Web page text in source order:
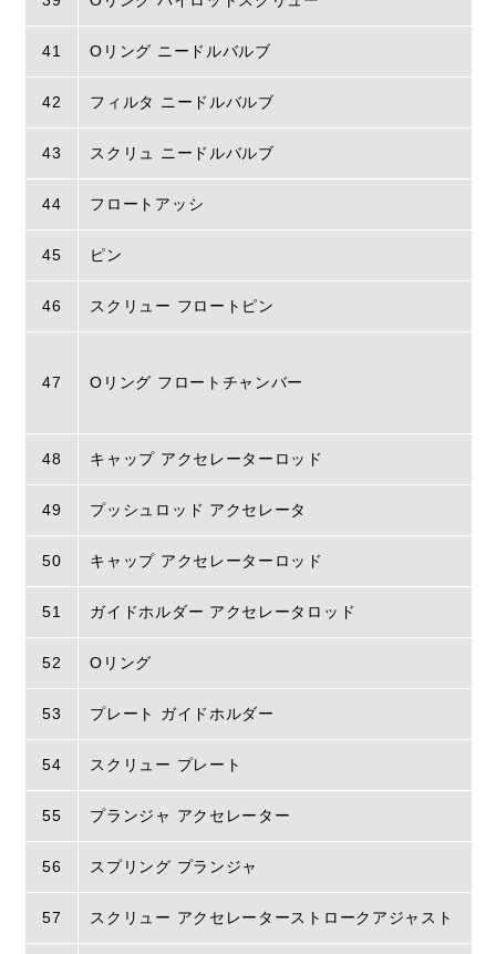
41 Oリング ニードルバルブ
42 フィルタ ニードルバルブ
43 スクリュ ニードルバルブ
44 フロートアッシ
45 ピン
46 スクリュー フロートピン
47 Oリング フロートチャンバー
48 キャップ アクセレーターロッド
49 プッシュロッド アクセレータ
50 キャップ アクセレーターロッド
51 ガイドホルダー アクセレータロッド
52 Oリング
53 プレート ガイドホルダー
54 スクリュー プレート
55 プランジャ アクセレーター
56 スプリング プランジャ
57 スクリュー アクセレーターストロークアジャスト